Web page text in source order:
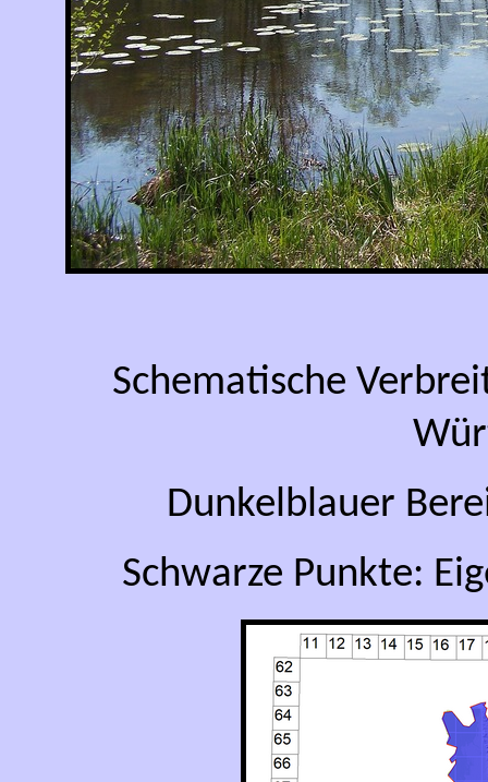
Schematische
Dunkelblauer
Schwarze Punkte: